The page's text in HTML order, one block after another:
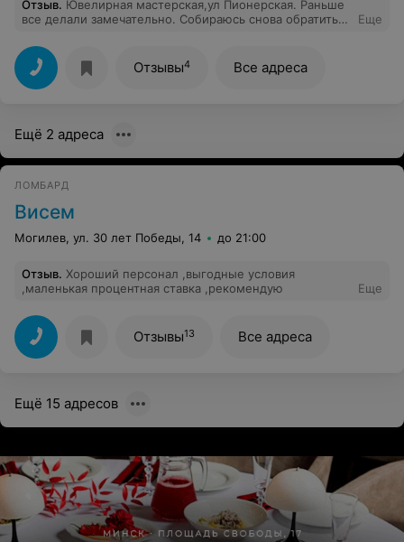
Отзыв. Ювелирная мастерская,ул Пионерская. Раньше
все делали замечательно. Собираюсь снова обратиться
везу сюда из-за качества работ.
Еще
Отзывы4 Все адреса
Ещё 2 адреса
ЛОМБАРД
Висем
Могилев, ул. 30 лет Победы, 14 до 21:00
Отзыв. Хороший персонал ,выгодные условия
,маленькая процентная ставка ,рекомендую
Еще
Отзывы13 Все адреса
Ещё 15 адресов